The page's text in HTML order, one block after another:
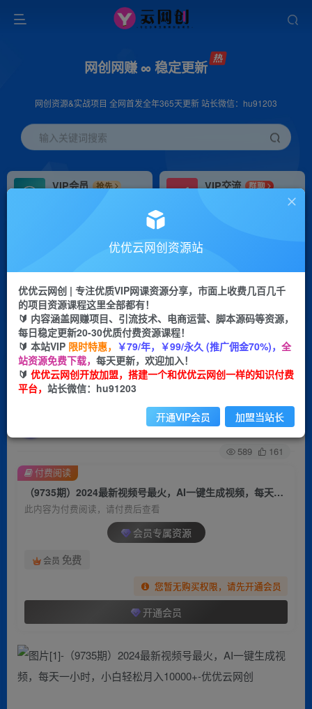
网创网赚 ∞ 稳定更新
网创资源&实战项目 全网首发全年365天更新 站长微信：hu91203
输入关键词搜索
VIP会员
抢先
VIP交流
群聊
研究探讨更多创业项目路子。
会员专属推广链接
挂机 项目
脚本卡密
APP下载
GO
首页 创业课程 会员专属 正文
（9735期）2024最新视频号最火，AI一键生成视
频，每天一小时，小白轻松月入10000+
关注 私信
589 161
（9735期）2024最新视频号最火，AI一键生成视频，每天一小时，小白轻松月入10000+
此内容为付费阅读，请付费后查看
会员专属资源
会员 免费
您暂无购买权限，请先开通会员
开通会员
付费阅读
优优云网创资源站
优优云网创 | 专注优质VIP网课资源分享，市面上收费几百几千
的项目资源课程这里全部都有！
🔰 内容涵盖网赚项目、引流技术、电商运营、脚本源码等资源，
每日稳定更新20-30优质付费资源课程！
🔰 本站VIP 限时特惠， ￥79/年，￥99/永久 (推广佣金70%)， 全
站资源免费下载， 每天更新，欢迎加入！
🔰 优优云网创开放加盟，搭建一个和优优云网创一样的知识付费
平台， 站长微信：hu91203
开通VIP会员 加盟当站长